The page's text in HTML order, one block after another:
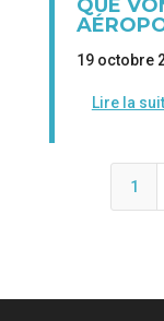
QUE
19 octobre
Lire la
1